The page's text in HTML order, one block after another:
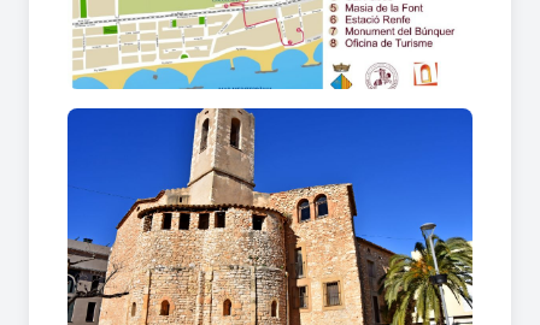
la“Masia de la Font”avui dia deshabitada i
coneguda con a centre de contraban de tabac
que tenia lloc en aquesta àrea després de la
Guerra Civil. Arribem a
inaugurada el 16 d’abril de 1982. Abans
només hi havia un baixador. Passant pel pas sota
la via i anant en direcció a la platja, es troba el
final de l’Avinguda de la Font, ubicació
delbúnquerque es va construir arran de la
Guerra Civil per a la defensa de les costes